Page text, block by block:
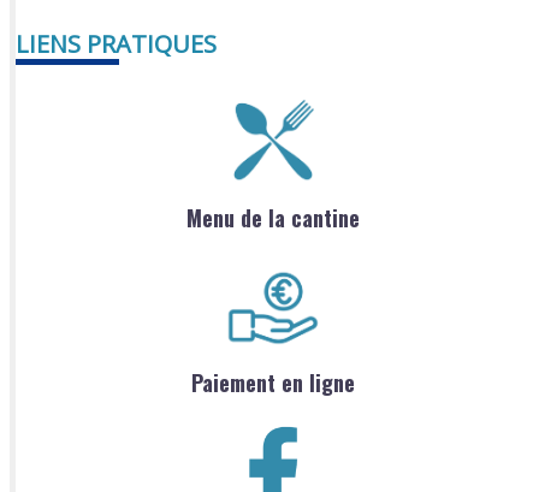
LIENS PRATIQUES
Menu de la cantine
Paiement en ligne